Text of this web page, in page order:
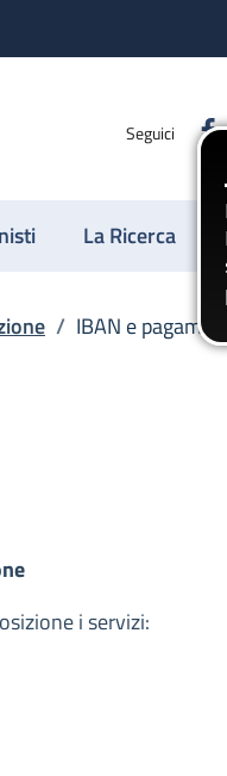
Seguici
La Ricerca
/ IBAN e
i servizi: